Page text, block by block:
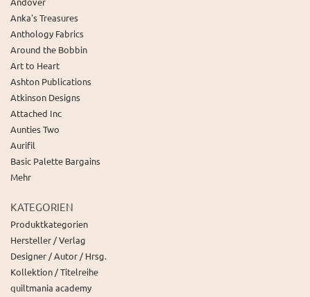
Anka's Treasures
Anthology Fabrics
Around the Bobbin
Art to Heart
Ashton Publications
Atkinson Designs
Attached Inc
Aunties Two
Aurifil
Basic Palette Bargains
Mehr
KATEGORIEN
Produktkategorien
Hersteller / Verlag
Designer / Autor / Hrsg.
Kollektion / Titelreihe
quiltmania academy